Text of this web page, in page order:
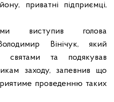
приватні підприємці,
виступив голова
Вінічук, який
святами та подякував
заходу, запевнив що
проведенню таких